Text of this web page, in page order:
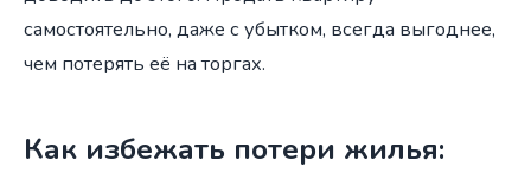
самостоятельно, даже с убытком, всегда выгоднее,
чем потерять её на торгах.
Как избежать потери жилья: